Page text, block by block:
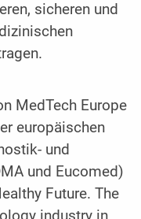
sicheren und
MedTech Europe
europäischen
und
und Eucomed)
Future. The